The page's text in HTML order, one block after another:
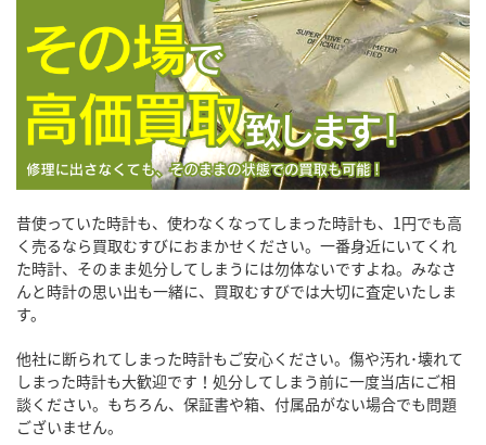
昔使っていた時計も、使わなくなってしまった時計も、1円でも高
く売るなら買取むすびにおまかせください。一番身近にいてくれ
た時計、そのまま処分してしまうには勿体ないですよね。みなさ
んと時計の思い出も一緒に、買取むすびでは大切に査定いたしま
す。
他社に断られてしまった時計もご安心ください。傷や汚れ･壊れて
しまった時計も大歓迎です！処分してしまう前に一度当店にご相
談ください。もちろん、保証書や箱、付属品がない場合でも問題
ございません。